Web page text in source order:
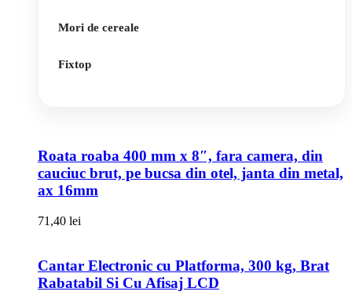
Mori de cereale
Fixtop
Roata roaba 400 mm x 8″, fara camera, din
cauciuc brut, pe bucsa din otel, janta din metal,
ax 16mm
71,40 lei
Cantar Electronic cu Platforma, 300 kg, Brat
Rabatabil Si Cu Afisaj LCD